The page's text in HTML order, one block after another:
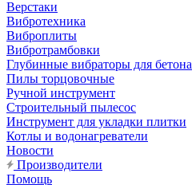
Верстаки
Вибротехника
Виброплиты
Вибротрамбовки
Глубинные вибраторы для бетона
Пилы торцовочные
Ручной инструмент
Строительный пылесос
Инструмент для укладки плитки
Котлы и водонагреватели
Новости
Производители
Помощь